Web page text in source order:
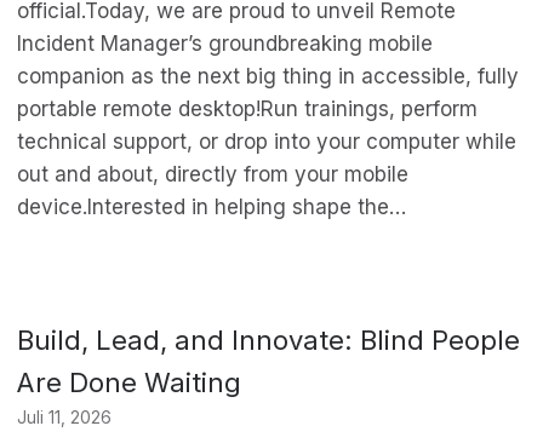
official.Today, we are proud to unveil Remote
Incident Manager’s groundbreaking mobile
companion as the next big thing in accessible, fully
portable remote desktop!Run trainings, perform
technical support, or drop into your computer while
out and about, directly from your mobile
device.Interested in helping shape the…
Build, Lead, and Innovate: Blind People
Are Done Waiting
Juli 11, 2026